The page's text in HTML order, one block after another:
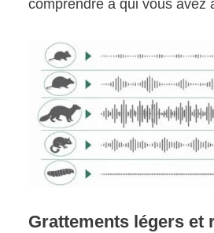
comprendre à qui vous avez
Grattements légers et